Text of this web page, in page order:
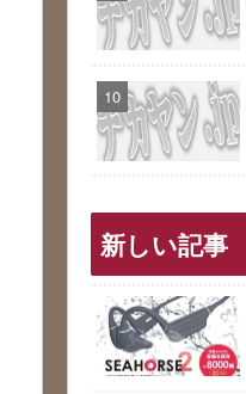
新しい記事